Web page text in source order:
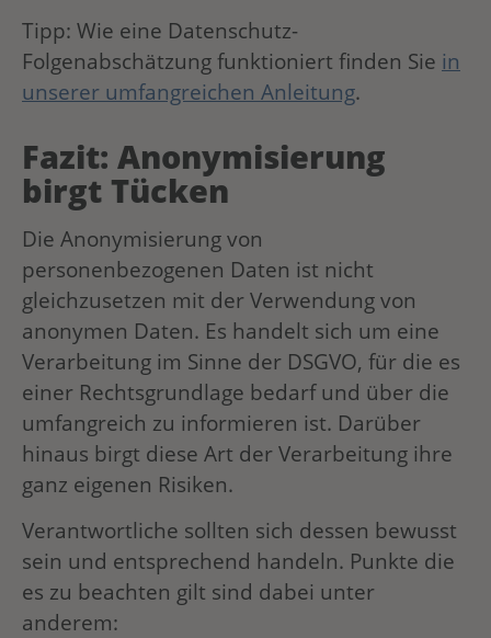
Tipp: Wie eine Datenschutz-
Folgenabschätzung funktioniert finden Sie in
unserer umfangreichen Anleitung.
Fazit: Anonymisierung
birgt Tücken
Die Anonymisierung von
personenbezogenen Daten ist nicht
gleichzusetzen mit der Verwendung von
anonymen Daten. Es handelt sich um eine
Verarbeitung im Sinne der DSGVO, für die es
einer Rechtsgrundlage bedarf und über die
umfangreich zu informieren ist. Darüber
hinaus birgt diese Art der Verarbeitung ihre
ganz eigenen Risiken.
Verantwortliche sollten sich dessen bewusst
sein und entsprechend handeln. Punkte die
es zu beachten gilt sind dabei unter
anderem: